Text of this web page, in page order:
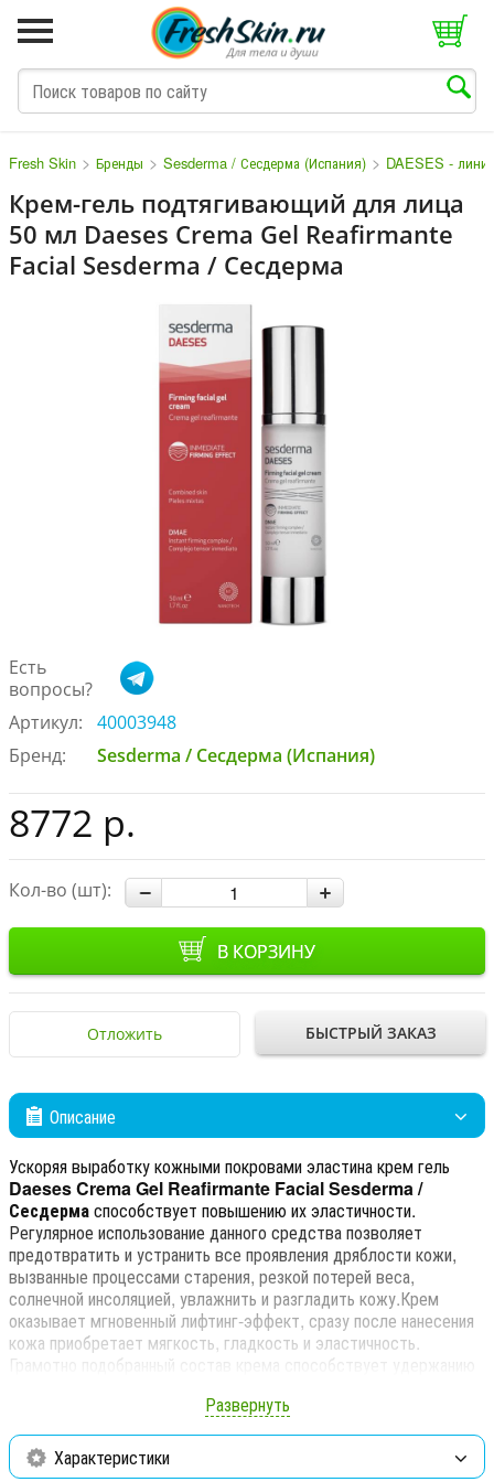
Fresh Skin > Бренды > Sesderma / Сесдерма (Испания) > DAESES -
Крем-гель подтягивающий для лица
50 мл Daeses Crema Gel Reafirmante
Facial Sesderma / Сесдерма
Есть
вопросы?
Артикул:
40003948
Бренд:
Sesderma / Сесдерма (Испания)
8772 р.
Кол-во (шт):
В КОРЗИНУ
Отложить БЫСТРЫЙ ЗАКАЗ
Описание
Ускоряя выработку кожными покровами эластина крем гель
Daeses Crema Gel Reafirmante Facial Sesderma /
Сесдермаспособствует повышению их эластичности.
Регулярное использование данного средства позволяет
предотвратить и устранить все проявления дряблости кожи,
вызванные процессами старения, резкой потерей веса,
солнечной инсоляцией, увлажнить и разгладить кожу.Крем
оказывает мгновенный лифтинг-эффект, сразу после нанесения
кожа приобретает мягкость, гладкость и эластичность.
Грамотно подобранный состав крема способствует удержанию
нормализации водного баланса, питанию и смягчению кожи,
устранению шелушений, укреплению тургора кожи и придают
овалу лица четкие очертания, подтягивая его, нейтрализует
негативное влияние неблагоприятных окружающих факторов.
Развернуть
Характеристики
M N O P Q S T V W